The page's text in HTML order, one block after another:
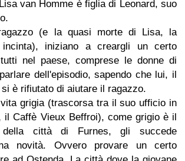
van Homme è figlia di Leonard, suo
(e la quasi morte di Lisa, la
incinta), iniziano a creargli un certo
nel paese, comprese le donne di
dell'episodio, sapendo che lui, il
è rifiutato di aiutare il ragazzo.
grigia (trascorsa tra il suo ufficio in
il Caffè Vieux Beffroi), come grigio è il
della città di Furnes, gli succede
novità. Ovvero provare un certo